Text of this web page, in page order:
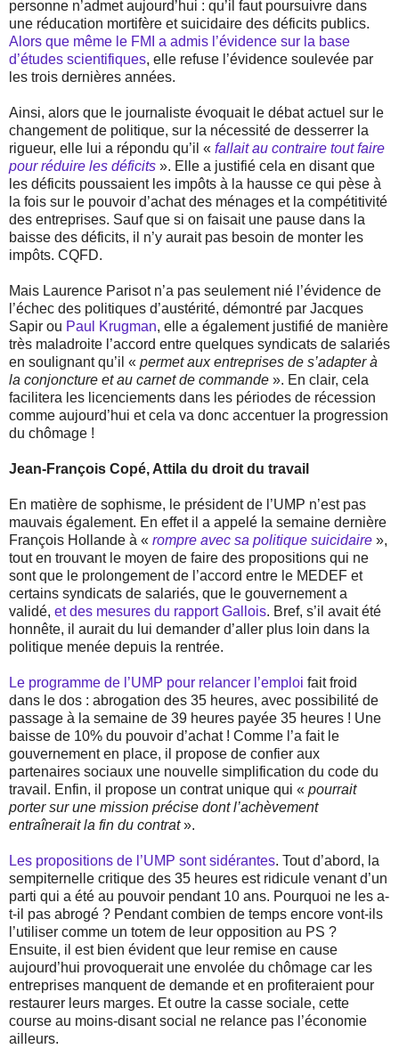
personne n’admet aujourd’hui : qu’il faut poursuivre dans
une réducation mortifère et suicidaire des déficits publics.
Alors que même le FMI a admis l’évidence sur la base
d’études scientifiques, elle refuse l’évidence soulevée par
les trois dernières années.
Ainsi, alors que le journaliste évoquait le débat actuel sur le
changement de politique, sur la nécessité de desserrer la
rigueur, elle lui a répondu qu’il « fallait au contraire tout faire
pour réduire les déficits ». Elle a justifié cela en disant que
les déficits poussaient les impôts à la hausse ce qui pèse à
la fois sur le pouvoir d’achat des ménages et la compétitivité
des entreprises. Sauf que si on faisait une pause dans la
baisse des déficits, il n’y aurait pas besoin de monter les
impôts. CQFD.
Mais Laurence Parisot n’a pas seulement nié l’évidence de
l’échec des politiques d’austérité, démontré par Jacques
Sapir ou Paul Krugman, elle a également justifié de manière
très maladroite l’accord entre quelques syndicats de salariés
en soulignant qu’il « permet aux entreprises de s’adapter à
la conjoncture et au carnet de commande ». En clair, cela
facilitera les licenciements dans les périodes de récession
comme aujourd’hui et cela va donc accentuer la progression
du chômage !
Jean-François Copé, Attila du droit du travail
En matière de sophisme, le président de l’UMP n’est pas
mauvais également. En effet il a appelé la semaine dernière
François Hollande à « rompre avec sa politique suicidaire »,
tout en trouvant le moyen de faire des propositions qui ne
sont que le prolongement de l’accord entre le MEDEF et
certains syndicats de salariés, que le gouvernement a
validé, et des mesures du rapport Gallois. Bref, s’il avait été
honnête, il aurait du lui demander d’aller plus loin dans la
politique menée depuis la rentrée.
Le programme de l’UMP pour relancer l’emploi fait froid
dans le dos : abrogation des 35 heures, avec possibilité de
passage à la semaine de 39 heures payée 35 heures ! Une
baisse de 10% du pouvoir d’achat ! Comme l’a fait le
gouvernement en place, il propose de confier aux
partenaires sociaux une nouvelle simplification du code du
travail. Enfin, il propose un contrat unique qui « pourrait
porter sur une mission précise dont l’achèvement
entraînerait la fin du contrat».
Les propositions de l’UMP sont sidérantes. Tout d’abord, la
sempiternelle critique des 35 heures est ridicule venant d’un
parti qui a été au pouvoir pendant 10 ans. Pourquoi ne les a-
t-il pas abrogé ? Pendant combien de temps encore vont-ils
l’utiliser comme un totem de leur opposition au PS ?
Ensuite, il est bien évident que leur remise en cause
aujourd’hui provoquerait une envolée du chômage car les
entreprises manquent de demande et en profiteraient pour
restaurer leurs marges. Et outre la casse sociale, cette
course au moins-disant social ne relance pas l’économie
ailleurs.